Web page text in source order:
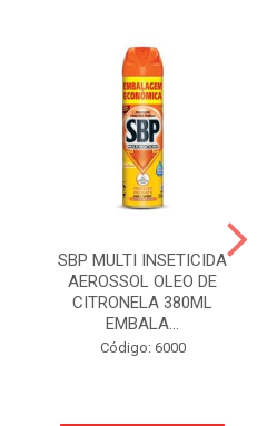
SBP MULTI INSETICIDA
AEROSSOL OLEO DE
CITRONELA 380ML
EMBALA...
Código: 6000